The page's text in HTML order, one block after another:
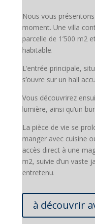
Nous vous
moment. Une villa
parcelle de 1’500 m2
habitable.
L’entrée principale,
s’ouvre sur un hall
Vous découvrirez
lumière, ainsi qu’un
La pièce de vie se
manger avec cuisine
accès direct à une
m2, suivie d’un vaste
entretenu.
à découvrir